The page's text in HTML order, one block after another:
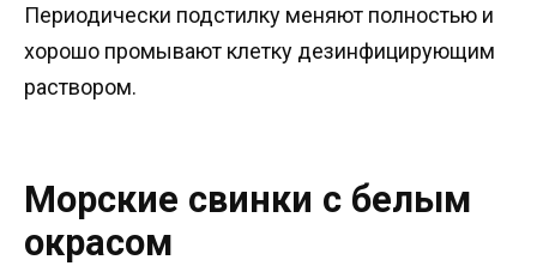
Периодически подстилку меняют полностью и
хорошо промывают клетку дезинфицирующим
раствором.
Морские свинки с белым
окрасом